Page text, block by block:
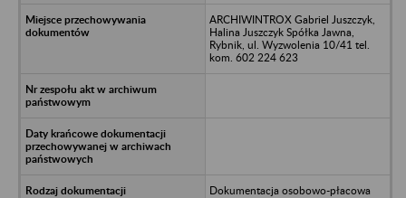
ARCHIWINTROX Gabriel Juszczyk,
Halina Juszczyk Spółka Jawna,
Rybnik, ul. Wyzwolenia 10/41 tel.
kom. 602 224 623
Dokumentacja osobowo-płacowa